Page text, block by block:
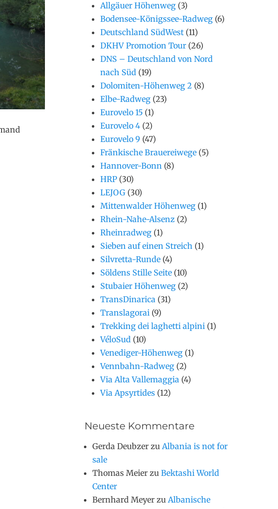
Allgäuer Höhenweg (3)
Bodensee-Königssee-Radweg (6)
Deutschland SüdWest (11)
DKHV Promotion Tour (26)
DNS – Deutschland von Nord
nach Süd (19)
Dolomiten-Höhenweg 2 (8)
Elbe-Radweg (23)
Eurovelo 15 (1)
Eurovelo 4 (2)
Eurovelo 9 (47)
Fränkische Brauereiwege (5)
Hannover-Bonn (8)
HRP (30)
LEJOG (30)
Mittenwalder Höhenweg (1)
Rhein-Nahe-Alsenz (2)
Rheinradweg (1)
Sieben auf einen Streich (1)
Silvretta-Runde (4)
Söldens Stille Seite (10)
Stubaier Höhenweg (2)
TransDinarica (31)
Translagorai (9)
Trekking dei laghetti alpini (1)
VéloSud (10)
Venediger-Höhenweg (1)
Vennbahn-Radweg (2)
Via Alta Vallemaggia (4)
Via Apsyrtides (12)
Neueste Kommentare
Gerda Deubzer zu Albania is not for
sale
Thomas Meier zu Bektashi World
Center
Bernhard Meyer zu Albanische